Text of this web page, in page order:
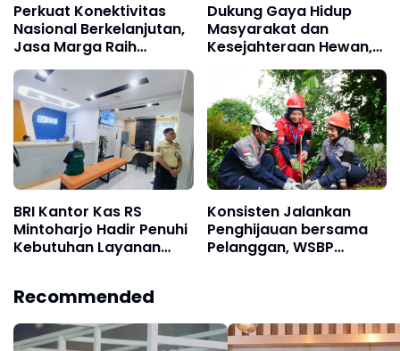
Perkuat Konektivitas
Nasional Berkelanjutan,
Jasa Marga Raih
Transportasi Indonesia
Award 2026
Dukung Gaya Hidup
Masyarakat dan
Kesejahteraan Hewan,
KAI Logistik Layani Lebih
dari 90 Ribu Hewan
Peliharaan pada
Semester I 2026
BRI Kantor Kas RS
Mintoharjo Hadir Penuhi
Kebutuhan Layanan
Masyarakat Umum
Konsisten Jalankan
Penghijauan bersama
Pelanggan, WSBP
Recommended